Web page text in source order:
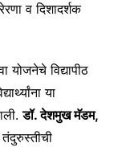
व दिशादर्शक
योजनेचे विद्यापीठ
या
डॉ. देशमुख मॅडम,